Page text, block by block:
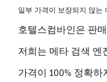
일부 가격이 보장되지 않는
호텔스컴바인은 판
저희는 메타 검색 엔
가격이 100% 정확